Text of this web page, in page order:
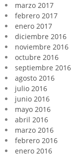
marzo 2017
febrero 2017
enero 2017
diciembre 2016
noviembre 2016
octubre 2016
septiembre 2016
agosto 2016
julio 2016
junio 2016
mayo 2016
abril 2016
marzo 2016
febrero 2016
enero 2016